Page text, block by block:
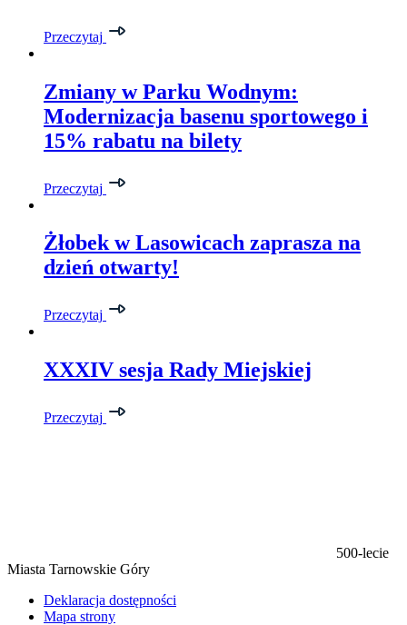
Przeczytaj
Zmiany w Parku Wodnym:
Modernizacja basenu sportowego i
15% rabatu na bilety
Przeczytaj
Żłobek w Lasowicach zaprasza na
dzień otwarty!
Przeczytaj
XXXIV sesja Rady Miejskiej
Przeczytaj
500-lecie
Miasta Tarnowskie Góry
Deklaracja dostępności
Mapa strony